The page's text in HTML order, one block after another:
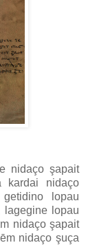
nidaço şapait
kardai nidaço
lopau
lagegine lopau
nidaço şapait
nidaço şuça